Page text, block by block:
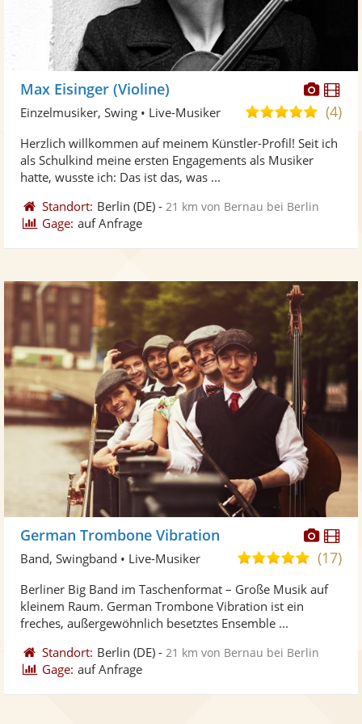
Fotos
Max Eisinger (Violine)
5,0
5
(4)
Einzelmusiker, Swing • Live-Musiker
Herzlich willkommen auf meinem Künstler-Profil! Seit ich
als Schulkind meine ersten Engagements als Musiker
hatte, wusste ich: Das ist das, was ...
Standort: Berlin (DE) - 21 km von Bernau bei Berlin
Gage: auf Anfrage
Fotos
German Trombone Vibration
5,0
5
(17)
Band, Swingband • Live-Musiker
Berliner Big Band im Taschenformat – Große Musik auf
kleinem Raum. German Trombone Vibration ist ein
freches, außergewöhnlich besetztes Ensemble ...
Standort: Berlin (DE) - 21 km von Bernau bei Berlin
Gage: auf Anfrage